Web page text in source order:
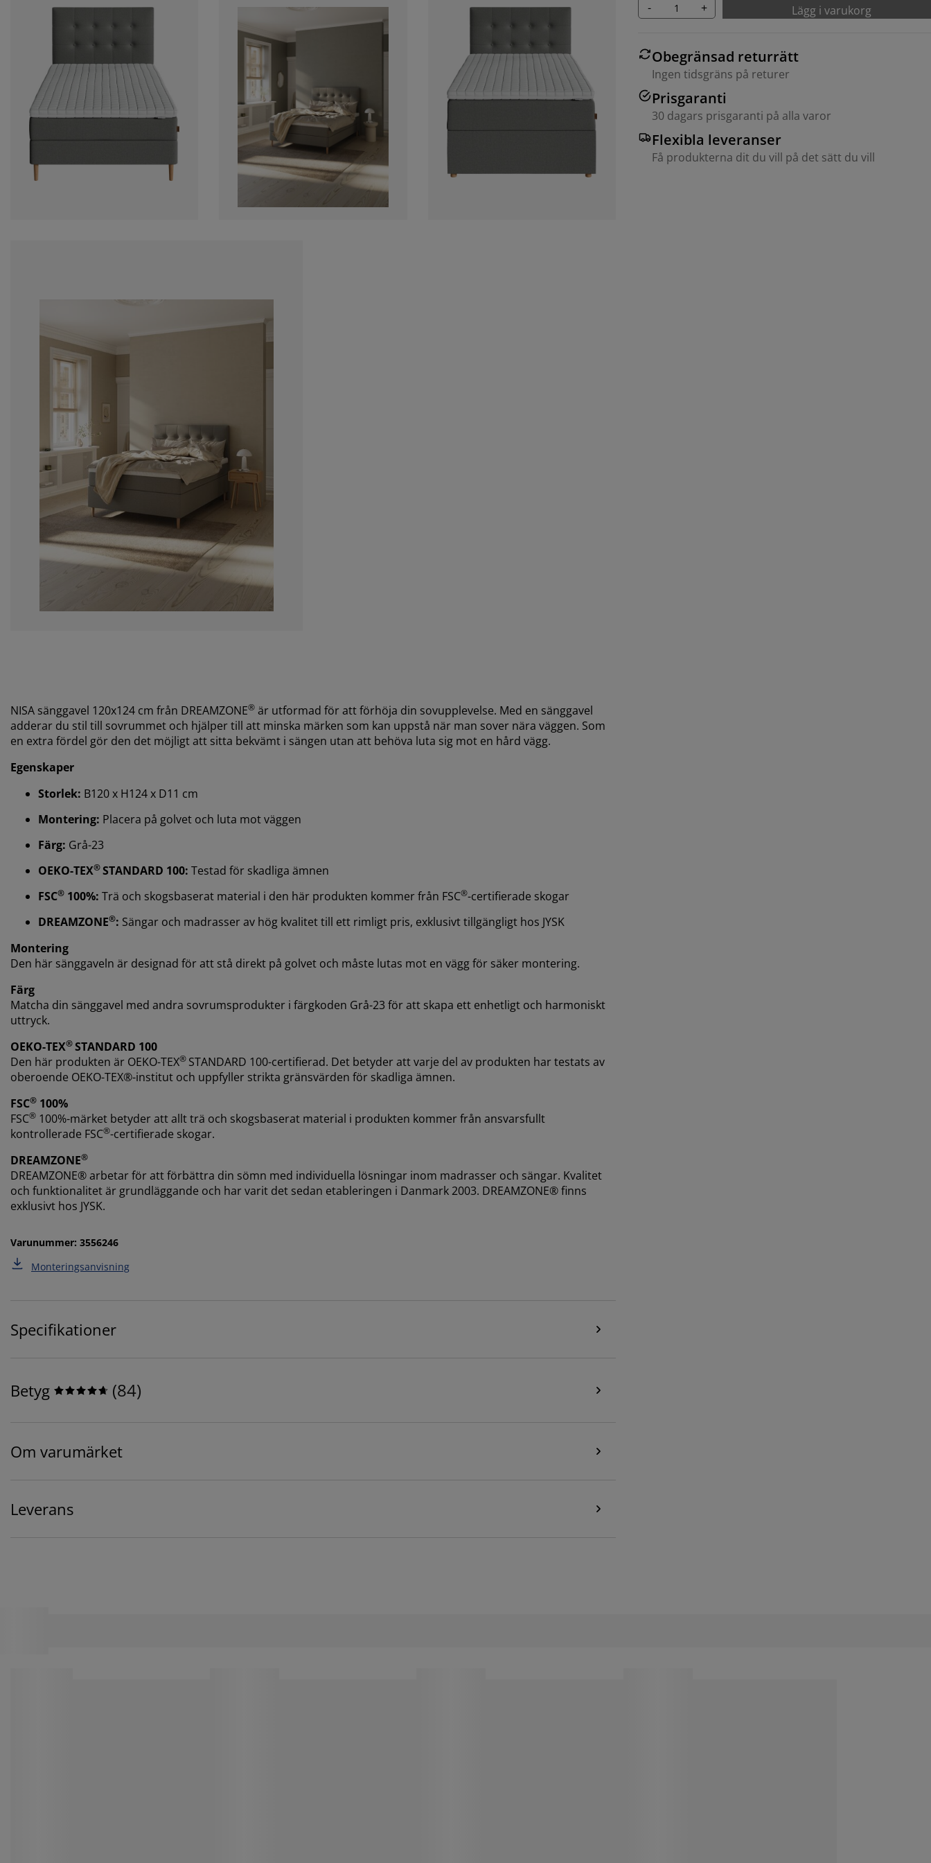
- + Lägg i varukorg
Obegränsad returrätt
Ingen tidsgräns på returer
Prisgaranti
30 dagars prisgaranti på alla varor
Flexibla leveranser
Få produkterna dit du vill på det sätt du vill
NISA sänggavel 120x124 cm från DREAMZONE® är utformad för att förhöja din sovupplevelse. Med en sänggavel
adderar du stil till sovrummet och hjälper till att minska märken som kan uppstå när man sover nära väggen. Som
en extra fördel gör den det möjligt att sitta bekvämt i sängen utan att behöva luta sig mot en hård vägg.
Egenskaper
Storlek: B120 x H124 x D11 cm
Montering: Placera på golvet och luta mot väggen
Färg: Grå-23
OEKO-TEX®STANDARD 100: Testad för skadliga ämnen
FSC® 100%: Trä och skogsbaserat material i den här produkten kommer från FSC®-certifierade skogar
DREAMZONE®: Sängar och madrasser av hög kvalitet till ett rimligt pris, exklusivt tillgängligt hos JYSK
Montering
Den här sänggaveln är designad för att stå direkt på golvet och måste lutas mot en vägg för säker montering.
Färg
Matcha din sänggavel med andra sovrumsprodukter i färgkoden Grå-23 för att skapa ett enhetligt och harmoniskt
uttryck.
OEKO-TEX®STANDARD 100
Den här produkten är OEKO-TEX® STANDARD 100-certifierad. Det betyder att varje del av produkten har testats av
oberoende OEKO-TEX®-institut och uppfyller strikta gränsvärden för skadliga ämnen.
FSC® 100%
FSC® 100%-märket betyder att allt trä och skogsbaserat material i produkten kommer från ansvarsfullt
kontrollerade FSC®-certifierade skogar.
DREAMZONE®
DREAMZONE® arbetar för att förbättra din sömn med individuella lösningar inom madrasser och sängar. Kvalitet
och funktionalitet är grundläggande och har varit det sedan etableringen i Danmark 2003. DREAMZONE® finns
exklusivt hos JYSK.
Varunummer: 3556246
Monteringsanvisning
Specifikationer
Betyg (84)
Om varumärket
Leverans